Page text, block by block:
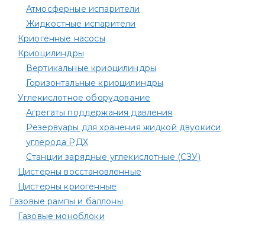
Атмосферные испарители
Жидкостные испарители
Криогенные насосы
Криоцилиндры
Вертикальные криоцилиндры
Горизонтальные криоцилиндры
Углекислотное оборудование
Агрегаты поддержания давления
Резервуары для хранения жидкой двуокиси
углерода РДХ
Станции зарядные углекислотные (СЗУ)
Цистерны восстановленные
Цистерны криогенные
Газовые рампы и баллоны
Газовые моноблоки